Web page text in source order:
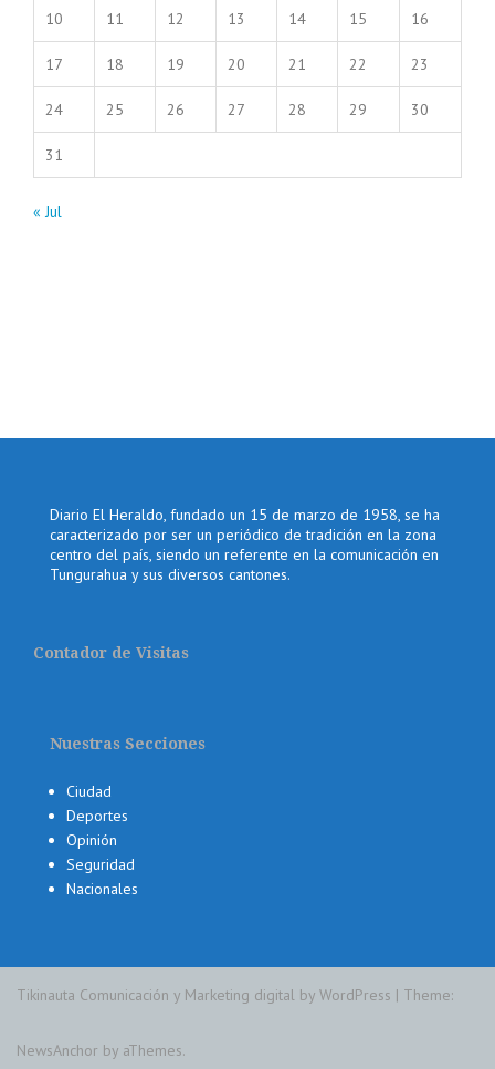
10 11 12 13 14 15 16
17 18 19 20 21 22 23
24 25 26 27 28 29 30
31
« Jul
Diario El Heraldo, fundado un 15 de marzo de 1958, se ha
caracterizado por ser un periódico de tradición en la zona
centro del país, siendo un referente en la comunicación en
Tungurahua y sus diversos cantones.
Contador de Visitas
Nuestras Secciones
Ciudad
Deportes
Opinión
Seguridad
Nacionales
Tikinauta Comunicación y Marketing digital by WordPress | Theme:
NewsAnchor by aThemes.